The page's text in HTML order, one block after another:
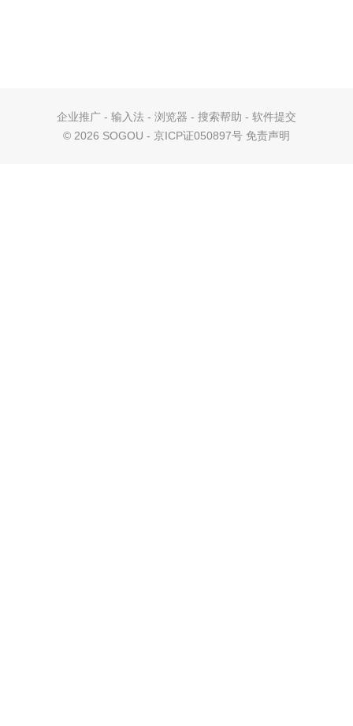
企业推广 - 输入法 - 浏览器 - 搜索帮助 - 软件提交
© 2026 SOGOU - 京ICP证050897号 免责声明